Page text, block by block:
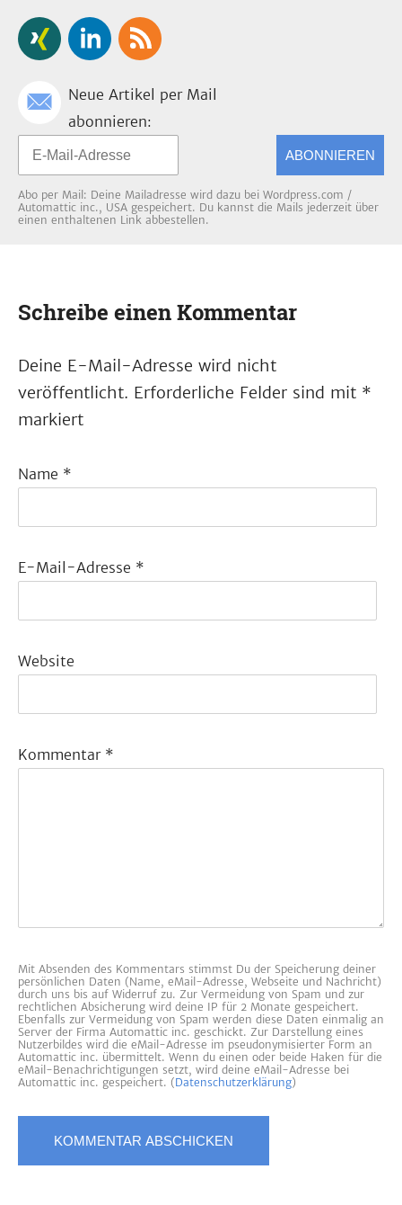
Neue Artikel per Mail
abonnieren:
ABONNIEREN
Abo per Mail: Deine Mailadresse wird dazu bei Wordpress.com /
Automattic inc., USA gespeichert. Du kannst die Mails jederzeit über
einen enthaltenen Link abbestellen.
Schreibe einen Kommentar
Deine E-Mail-Adresse wird nicht
veröffentlicht. Erforderliche Felder sind mit *
markiert
Name *
E-Mail-Adresse *
Website
Kommentar *
Mit Absenden des Kommentars stimmst Du der Speicherung deiner
persönlichen Daten (Name, eMail-Adresse, Webseite und Nachricht)
durch uns bis auf Widerruf zu. Zur Vermeidung von Spam und zur
rechtlichen Absicherung wird deine IP für 2 Monate gespeichert.
Ebenfalls zur Vermeidung von Spam werden diese Daten einmalig an
Server der Firma Automattic inc. geschickt. Zur Darstellung eines
Nutzerbildes wird die eMail-Adresse im pseudonymisierter Form an
Automattic inc. übermittelt. Wenn du einen oder beide Haken für die
eMail-Benachrichtigungen setzt, wird deine eMail-Adresse bei
Automattic inc. gespeichert. (Datenschutzerklärung)